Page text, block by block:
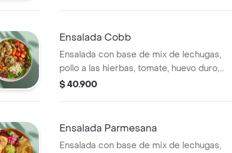
Ensalada Cobb
Ensalada con base de mix de lechugas,
pollo a las hierbas, tomate, huevo duro,
tocineta, aguacate, cebolla encurtida,
$ 40.900
Ensalada Parmesana
Ensalada con base de mix de lechugas,